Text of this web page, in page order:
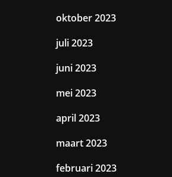
oktober 2023
juli 2023
juni 2023
mei 2023
april 2023
maart 2023
februari 2023